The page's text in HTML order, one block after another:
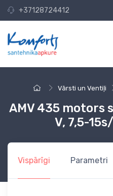
+37128724412
Vārsti un Ventiļi
AMV 435 motors
V, 7,5-
Vispārīgi Parametri